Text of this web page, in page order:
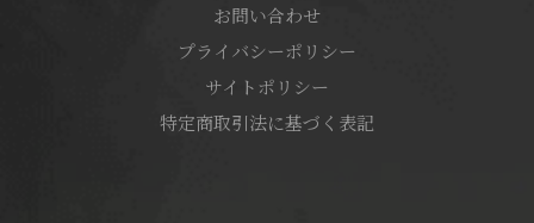
お問い合わせ
プライバシーポリシー
サイトポリシー
特定商取引法に基づく表記